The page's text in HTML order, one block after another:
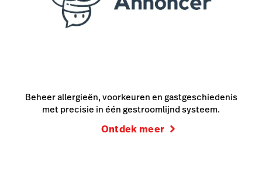
Beheer allergieën, voorkeuren en gastgeschiedenis
met precisie in één gestroomlijnd systeem.
Ontdek meer